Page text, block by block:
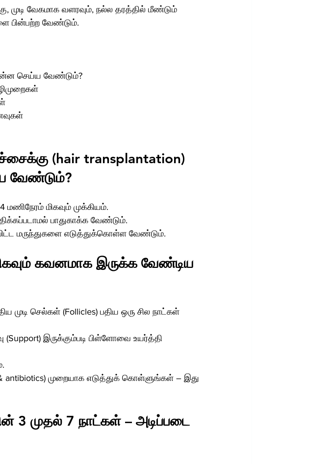
முடி வேகமாக வளரவும், நல்ல தரத்தில் மீண்டும்
பின்பற்ற வேண்டும்.
செய்ய வேண்டும்?
(hair transplantation)
வேண்டும்?
மணிநேரம் மிகவும் முக்கியம்.
பாதுகாக்க வேண்டும்.
மருந்துகளை எடுத்துக்கொள்ள வேண்டும்.
கவனமாக இருக்க வேண்டிய
முடி செல்கள் (Follicles) பதிய ஒரு சில நாட்கள்
இருக்கும்படி பிள்ளோவை உயர்த்தி
antibiotics) முறையாக எடுத்துக் கொள்ளுங்கள் – இது
3 முதல் 7 நாட்கள் – அடிப்படை